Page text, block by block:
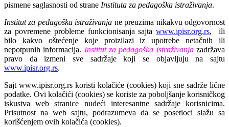
pismene saglasnosti od strane Instituta za pedagoška istraživanja.
Institut za pedagoška istraživanja ne preuzima nikakvu odgovornost
za povremene probleme funkcionisanja sajtawww.ipisr.org.rs, ili
bilo kakvo oštećenje koje proizilazi iz upotrebe netačnih ili
nepotpunih informacija. Institut za pedagoška istraživanjazadržava
pravo da izmeni sve sadržaje koji se objavljuju na sajtu
www.ipisr.org.rs.
Sajt www.ipisr.org.rs koristi kolačiće (cookies) koji sne sadrže lične
podatke. Ovi kolačići (cookies) se koriste za poboljšanje korisničkog
iskustva web stranice nudeći interesantne sadržaje korisnicima.
Prisutnost na web sajtu, podrazumeva da se posetioci slažu sa
korišćenjem ovih kolačića (cookies).